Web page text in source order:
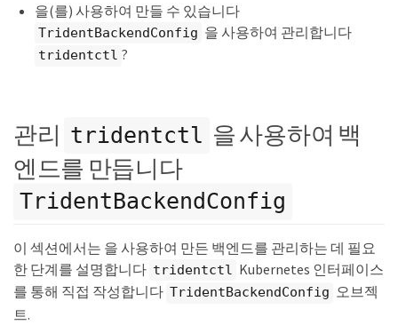
을(를) 사용하여 만들 수 있습니다
TridentBackendConfig 을 사용하여 관리합니다
tridentctl ?
관리 tridentctl 을 사용하여 백
엔드를 만듭니다
TridentBackendConfig
이 섹션에서는 을 사용하여 만든 백엔드를 관리하는 데 필요
한 단계를 설명합니다 tridentctl Kubernetes 인터페이스
를 통해 직접 작성합니다 TridentBackendConfig 오브젝
트.